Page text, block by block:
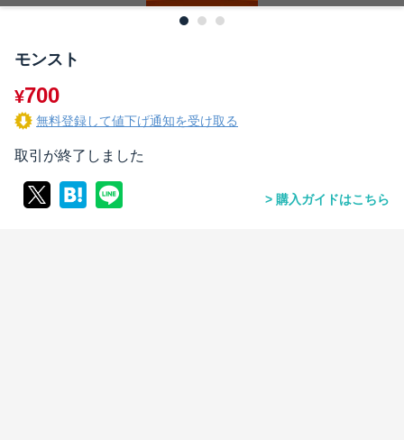
モンスト
¥700
無料登録して値下げ通知を受け取る
取引が終了しました
購入ガイドはこちら